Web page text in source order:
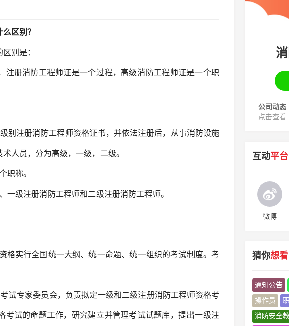
区别？
别是：
消防工程师证是一个过程，高级消防工程师证是一个职
注册消防工程师资格证书，并依法注册后，从事消防设施
人员，分为高级，一级，二级。
称。
级注册消防工程师和二级注册消防工程师。
实行全国统一大纲、统一命题、统一组织的考试制度。考
专家委员会，负责拟定一级和二级注册消防工程师资格考
试的命题工作，研究建立并管理考试试题库，提出一级注
公司动态
点击查看
互动平台
微博
猜你想看
通知公告
操作员
消防安全